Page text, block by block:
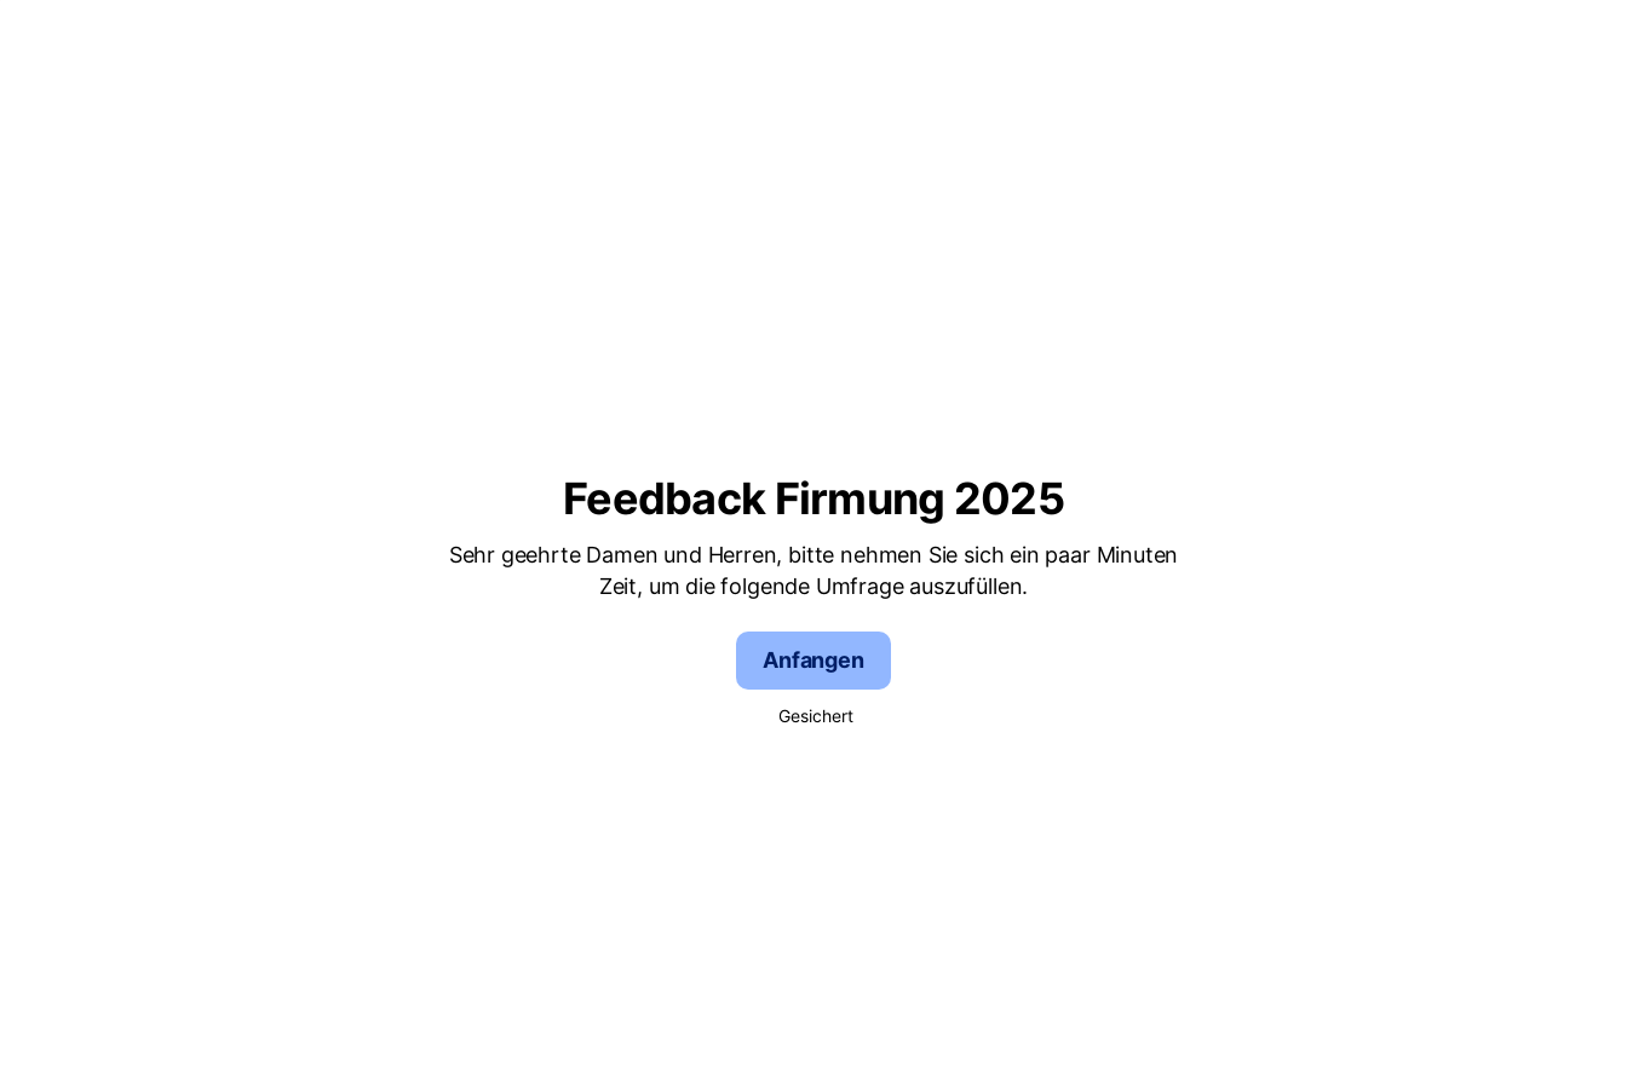
Feedback Firmung 2025
Sehr geehrte Damen und Herren, bitte nehmen Sie sich ein paar Minuten
Zeit, um die folgende Umfrage auszufüllen.
Anfangen
Gesichert